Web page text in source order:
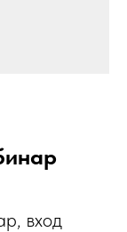
вход